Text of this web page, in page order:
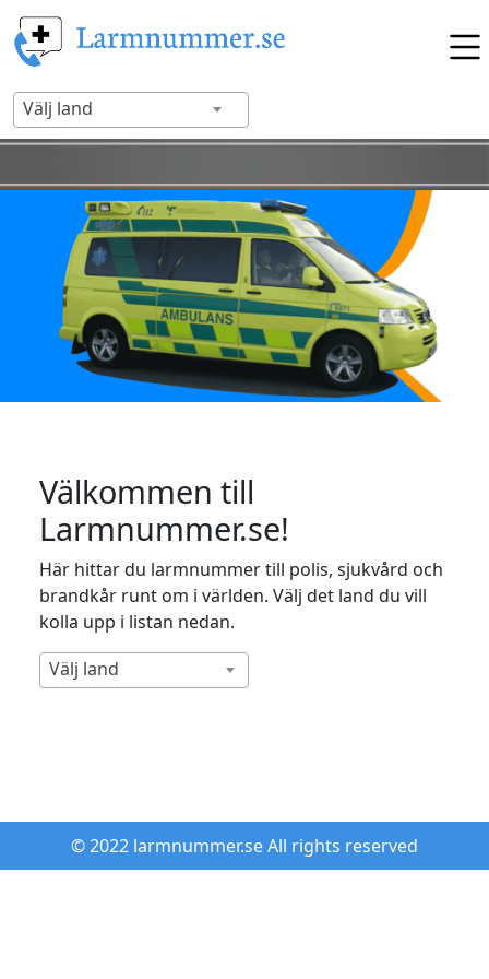
Välj land
Välkommen till
Larmnummer.se!
Här hittar du larmnummer till polis, sjukvård och
brandkår runt om i världen. Välj det land du vill
kolla upp i listan nedan.
Välj land
© 2022 larmnummer.se All rights reserved